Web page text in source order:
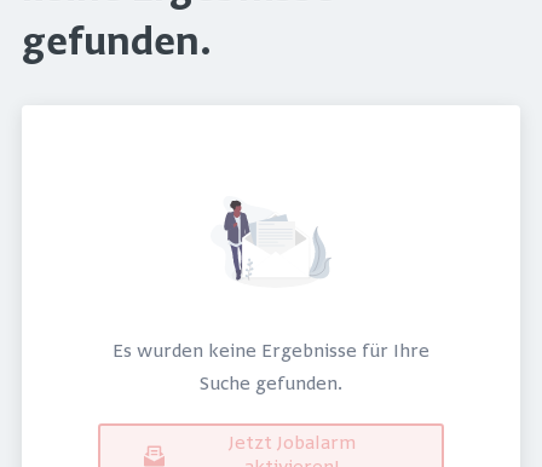
gefunden.
Es wurden keine Ergebnisse für Ihre
Suche gefunden.
Jetzt Jobalarm